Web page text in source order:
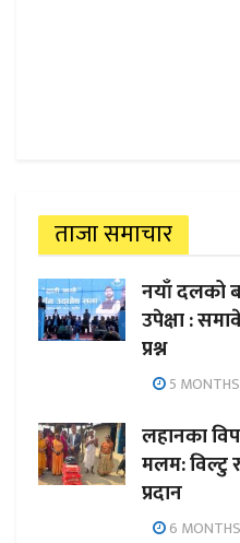
ताजा समाचार
नयाँ दलको
उपेक्षा :
प्रश्न
5
लहानका
मलम: विल्टु
प्रदान
6